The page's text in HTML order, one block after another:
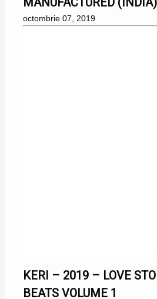
octombrie 07, 2019
KERI – 2019 – LOVE
BEATS VOLUME 1